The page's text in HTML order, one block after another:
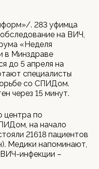
. 283 уфимца
на ВИЧ,
«Неделя
в Минздраве
до 5 апреля на
специалисты
со СПИДом.
через 15 минут.
центра по
на начало
21618 пациентов
Медики напоминают,
инфекции –